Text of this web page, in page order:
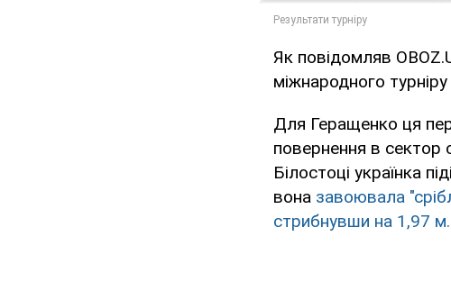
Як повідомляв
міжнародного
Для Геращенко ця
повернення в сектор
Білостоці українка
вона завоювала
стрибнувши на 1,97 м.